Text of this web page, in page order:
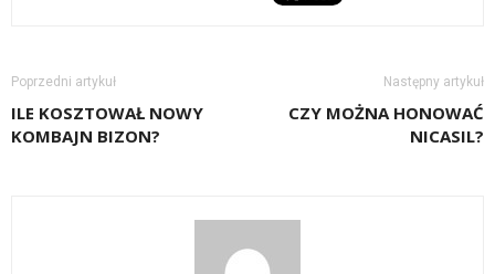
Poprzedni artykuł
ILE KOSZTOWAŁ NOWY
KOMBAJN BIZON?
Następny artykuł
CZY MOŻNA HONOWAĆ
NICASIL?